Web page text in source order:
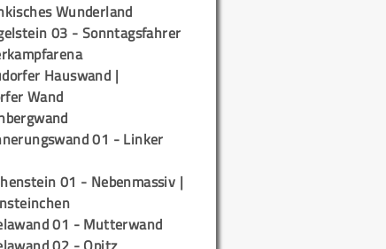
Wunderland
03 - Sonntagsfahrer
Hauswand |
Wand
01 - Linker
01 - Nebenmassiv |
01 - Mutterwand